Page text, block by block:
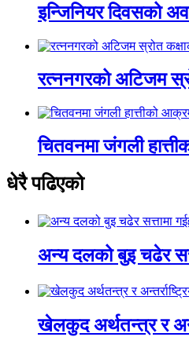
इन्जिनियर दिवसको
रत्ननगरको अटिजम
चितवनमा जंगली
धेरै पढिएको
अन्य दलको बुइ चढेर
खेलकुद अर्थतन्त्र र